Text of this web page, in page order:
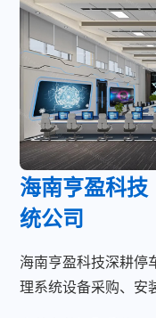
海南亨盈科技
统公司
海南亨盈科技深耕停
理系统设备采购、安